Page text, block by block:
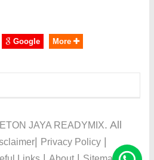
Google More
JAYA READYMIX. All
Privacy Policy